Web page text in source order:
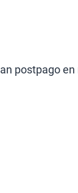
postpago